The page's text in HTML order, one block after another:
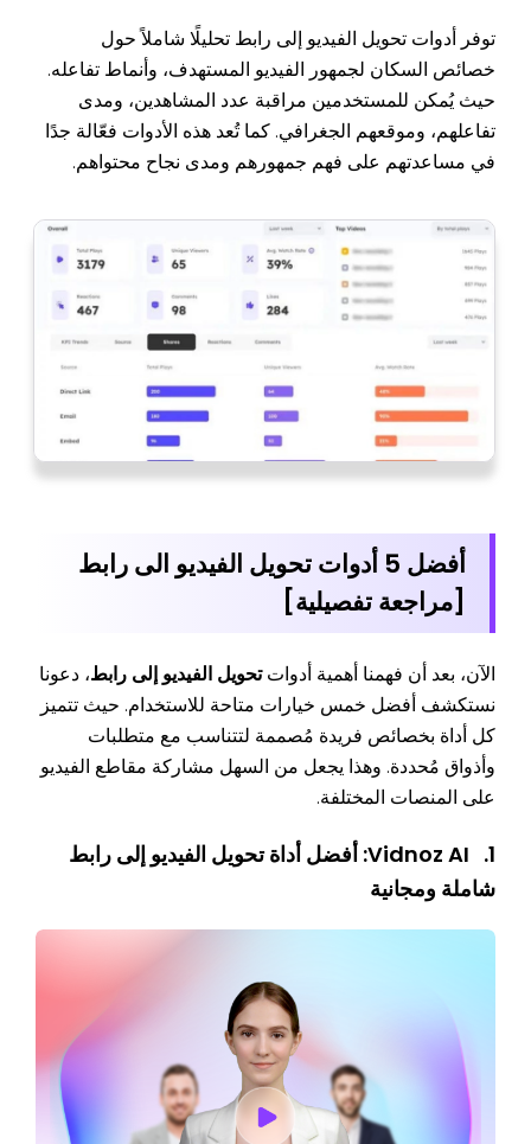
توفر أدوات تحويل الفيديو إلى رابط تحليلًا شاملاً حول
خصائص السكان لجمهور الفيديو المستهدف، وأنماط تفاعله.
حيث يُمكن للمستخدمين مراقبة عدد المشاهدين، ومدى
تفاعلهم، وموقعهم الجغرافي. كما تُعد هذه الأدوات فعّالة جدًا
في مساعدتهم على فهم جمهورهم ومدى نجاح محتواهم.
أفضل 5 أدوات تحويل الفيديو الى رابط
[مراجعة تفصيلية]
الآن، بعد أن فهمنا أهمية أدواتتحويل الفيديو إلى رابط، دعونا
نستكشف أفضل خمس خيارات متاحة للاستخدام. حيث تتميز
كل أداة بخصائص فريدة مُصممة لتتناسب مع متطلبات
وأذواق مُحددة. وهذا يجعل من السهل مشاركة مقاطع الفيديو
على المنصات المختلفة.
1. Vidnoz AI: أفضل أداة تحويل الفيديو إلى رابط
شاملة ومجانية